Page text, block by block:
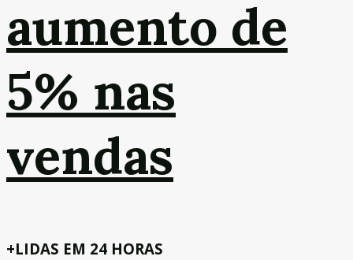
aumento de
5% nas
vendas
+LIDAS EM 24 HORAS